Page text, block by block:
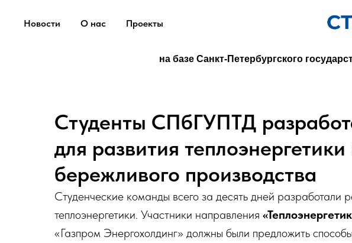
Новости О нас Проекты
на базе Санкт-Петербургского
Студенты СПбГУПТД
для развития
бережливого производства
Студенческие команды всего за десять дней разработали
теплоэнергетики. Участники направления
«Газпром Энергохолдинг» должны были предложить